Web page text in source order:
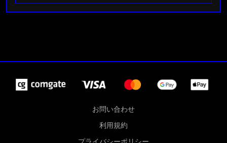
お問い合わせ
利用規約
プライバシーポリシー